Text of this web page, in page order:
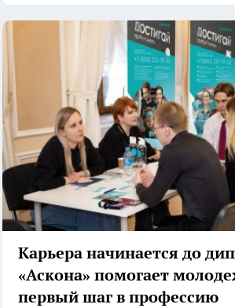
Карьера начинается до
«Аскона» помогает
первый шаг в профессию